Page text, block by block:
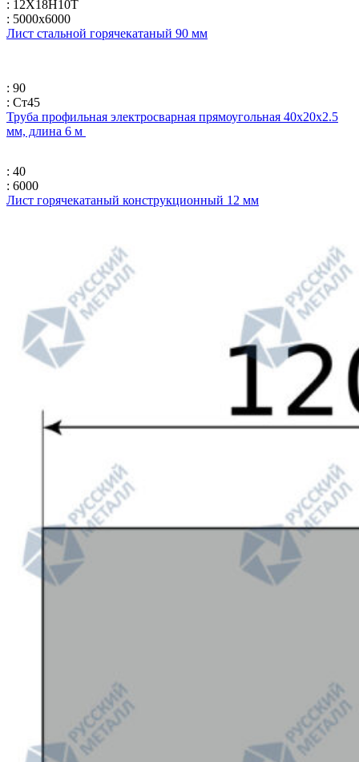
: 12Х18Н10Т
: 5000х6000
Лист стальной горячекатаный 90 мм
: 90
: Ст45
Труба профильная электросварная прямоугольная 40х20х2.5
мм, длина 6 м
: 40
: 6000
Лист горячекатаный конструкционный 12 мм